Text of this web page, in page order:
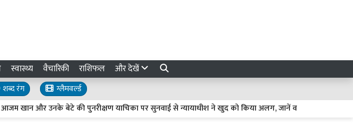
स्वास्थ्य वैचारिकी राशिफल और देखें
शब्द रंग
ग्लैमवर्ल्ड
बेटे की पुनरीक्षण याचिका पर सुनवाई से न्यायाधीश ने खुद को किया अलग, जानें वजह हाईकोर्ट की सख्त